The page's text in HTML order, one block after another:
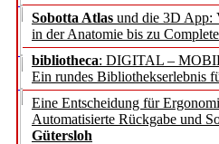
Sobotta Atlas und die 3D App:
in der Anatomie bis zu
bibliotheca: DIGITAL –
Ein rundes Bibliothekserlebnis
Eine Entscheidung für
Automatisierte Rückgabe und
Gütersloh